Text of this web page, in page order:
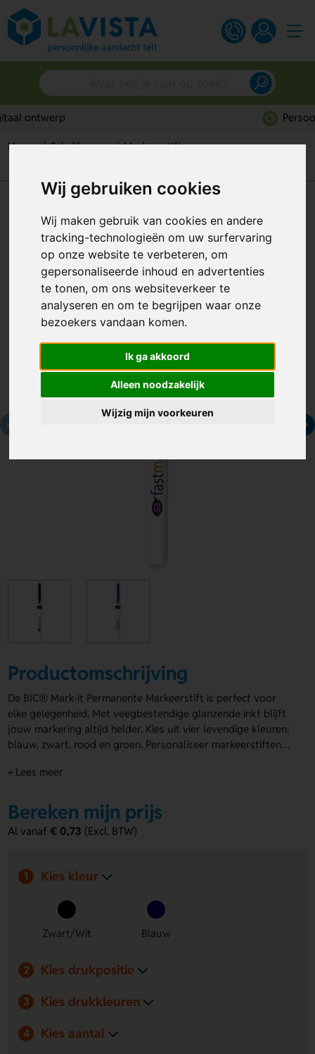
Wij gebruiken cookies
Wij maken gebruik van cookies en andere
tracking-technologieën om uw surfervaring
op onze website te verbeteren, om
gepersonaliseerde inhoud en advertenties
te tonen, om ons websiteverkeer te
analyseren en om te begrijpen waar onze
bezoekers vandaan komen.
Ik ga akkoord
Alleen noodzakelijk
Wijzig mijn voorkeuren
Home Schrijfwaren
Markeerstiften
Markeerstift
Artikelnummer:139037
Productomschrijving
De BIC® Mark-it Permanente Markeerstift is perfect voor
elke gelegenheid. Met veegbestendige glanzende inkt blijft
jouw markering altijd helder. Kies uit vier levendige kleuren:
blauw, zwart, rood en groen. Personaliseer markeerstiften
specialer door een logo of boodschap toe te voegen. Ideaal
een blijvende indruk achter!
+ Lees meer
Bereken mijn prijs
Al vanaf€ 0,73 (Excl. BTW)
1 Kies kleur
Zwart/Wit Blauw
2 Kies drukpositie
3 Kies drukkleuren
4 Kies aantal